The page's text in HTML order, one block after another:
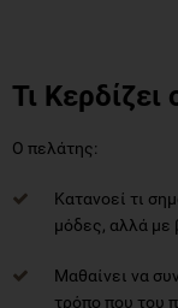
Τι
Ο πελάτης:
Κατανοεί τι
μόδες, αλλά με
Μαθαίνει να
τρόπο που του